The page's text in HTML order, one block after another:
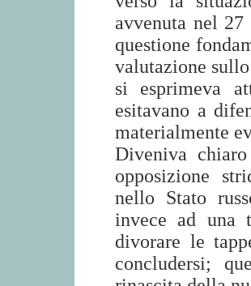
avvenuta nel
questione
valutazione
si esprimeva
esitavano a
materialmente
Diveniva
opposizione
nello Stato
invece ad una
divorare le
concludersi;